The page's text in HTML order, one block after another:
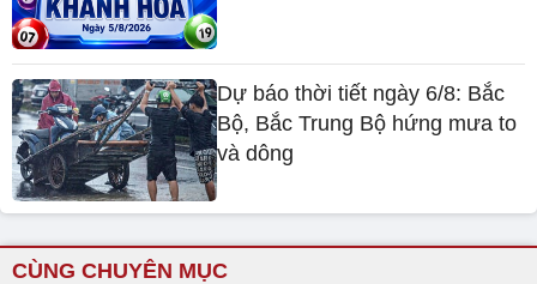
Dự báo thời tiết ngày 6/8: Bắc
Bộ, Bắc Trung Bộ hứng mưa to
và dông
CÙNG CHUYÊN MỤC